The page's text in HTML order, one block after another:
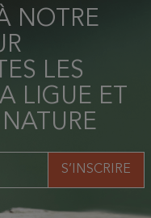
NOTRE
LES
LIGUE ET